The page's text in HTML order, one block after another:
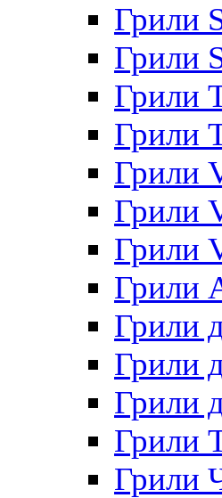
Грили
Грили
Грили
Грили
Грили
Грили
Грили
Грили
Грили
Грили
Грили
Грили
Грили